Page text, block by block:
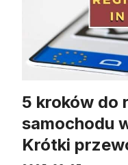
5 kroków do
samochodu
Krótki